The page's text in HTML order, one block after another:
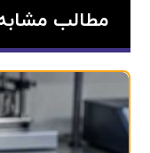
مطالب